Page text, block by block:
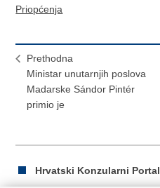
Priopćenja
Prethodna
Ministar unutarnjih poslova
Madarske Sándor Pintér
primio je
Hrvatski Konzularni Portal